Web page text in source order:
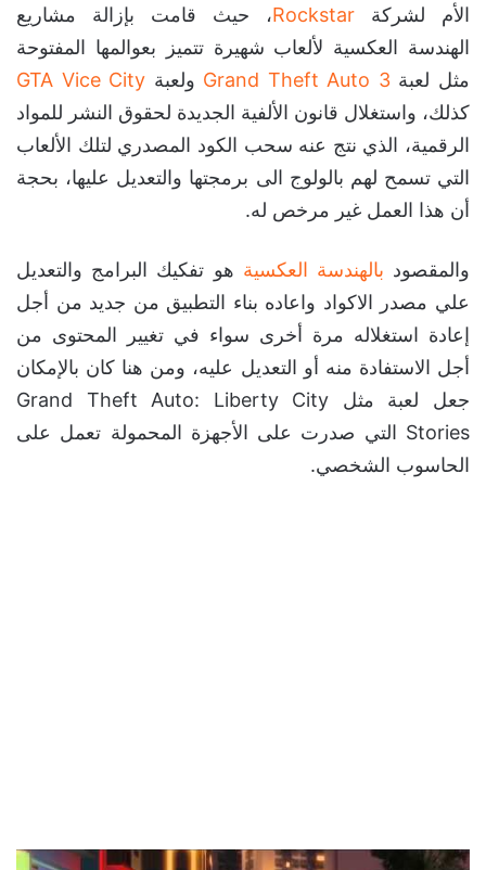
الأم لشركة Rockstar، حيث قامت بإزالة مشاريع
الهندسة العكسية لألعاب شهيرة تتميز بعوالمها المفتوحة
مثل لعبةGrand Theft Auto 3 ولعبة GTA Vice City
كذلك، واستغلال قانون الألفية الجديدة لحقوق النشر للمواد
الرقمية، الذي نتج عنه سحب الكود المصدري لتلك الألعاب
التي تسمح لهم بالولوج الى برمجتها والتعديل عليها، بحجة
أن هذا العمل غير مرخص له.
والمقصود بالهندسة العكسية هو تفكيك البرامج والتعديل
علي مصدر الاكواد واعاده بناء التطبيق من جديد من أجل
إعادة استغلاله مرة أخرى سواء في تغيير المحتوى من
أجل الاستفادة منه أو التعديل عليه، ومن هنا كان بالإمكان
جعل لعبة مثل Grand Theft Auto: Liberty City
Stories التي صدرت على الأجهزة المحمولة تعمل على
الحاسوب الشخصي.